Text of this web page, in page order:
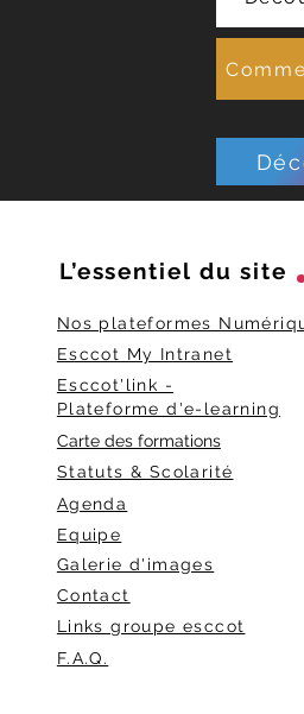
L’essentiel dusite
Nos plateformes
Esccot My Intranet
Esccot'link -
Plateforme d'e-learning
Carte des formations
Statuts & Scolarité
Agenda
Equipe
Galerie d'images
Contact
Links groupe esccot
F.A.Q.